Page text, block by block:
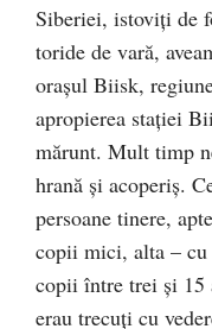
Siberiei, istoviţi de
toride de vară,
oraşul Biisk,
apropierea staţiei
mărunt. Mult timp
hrană şi acoperiş.
persoane tinere,
copii mici, alta –
copii între trei şi 15
erau trecuţi cu